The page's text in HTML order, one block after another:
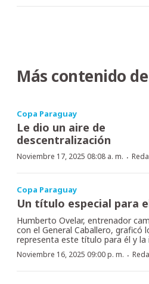
Más contenido
Copa Paraguay
Le dio un aire de
descentralización
Noviembre 17, 2025 08:08 a. m. ·
Copa Paraguay
Un título especial para
Humberto Ovelar, entrenador
con el General Caballero, graficó
representa este título para él y la
Noviembre 16, 2025 09:00 p. m. ·